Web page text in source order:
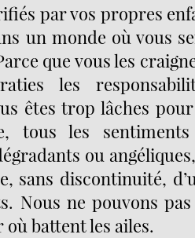
par vos propres
un monde où vous
que vous les
les
êtes trop lâches
tous les
ou
sans discontinuité,
Nous ne pouvons
où battent les ailes.